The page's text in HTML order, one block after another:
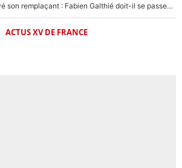
Le XV de France a trouvé son remplaçant : Fabien Galthié doit-il se passer d'Antoine Dupont ?
ACTUS XV DE FRANCE